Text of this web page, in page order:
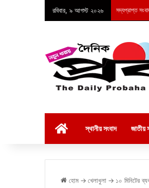
রবিবার, ৯ আগস্ট ২০২৬ সদ্যপ্রাপ্ত
স্থানীয় সংবাদ জাতীয়
হোম → খেলাধুলা → ১০ মিনিটের